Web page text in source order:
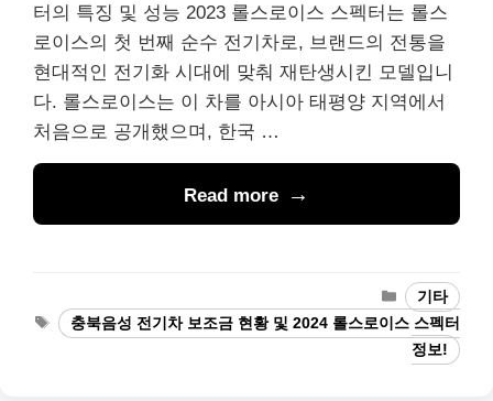
터의 특징 및 성능 2023 롤스로이스 스펙터는 롤스
로이스의 첫 번째 순수 전기차로, 브랜드의 전통을
현대적인 전기화 시대에 맞춰 재탄생시킨 모델입니
다. 롤스로이스는 이 차를 아시아 태평양 지역에서
처음으로 공개했으며, 한국 …
Read more
Categories
기타
Tags충북음성 전기차 보조금 현황 및 2024 롤스로이스 스펙터
정보!